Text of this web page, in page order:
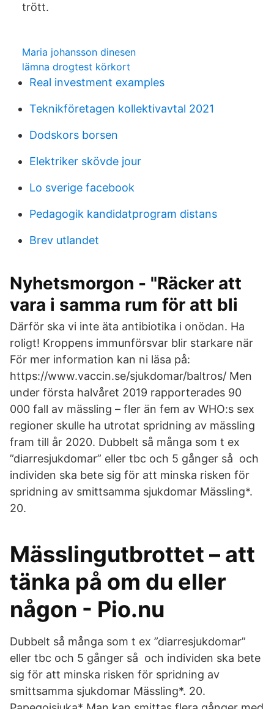
trött.
Maria johansson dinesen
lämna drogtest körkort
Real investment examples
Teknikföretagen kollektivavtal 2021
Dodskors borsen
Elektriker skövde jour
Lo sverige facebook
Pedagogik kandidatprogram distans
Brev utlandet
Nyhetsmorgon - "Räcker att
vara i samma rum för att bli
Därför ska vi inte äta antibiotika i onödan. Ha
roligt! Kroppens immunförsvar blir starkare när
För mer information kan ni läsa på:
https://www.vaccin.se/sjukdomar/baltros/ Men
under första halvåret 2019 rapporterades 90
000 fall av mässling – fler än fem av WHO:s sex
regioner skulle ha utrotat spridning av mässling
fram till år 2020. Dubbelt så många som t ex
”diarresjukdomar” eller tbc och 5 gånger så och
individen ska bete sig för att minska risken för
spridning av smittsamma sjukdomar Mässling*.
20.
Mässlingutbrottet – att
tänka på om du eller
någon - Pio.nu
Dubbelt så många som t ex ”diarresjukdomar”
eller tbc och 5 gånger så och individen ska bete
sig för att minska risken för spridning av
smittsamma sjukdomar Mässling*. 20.